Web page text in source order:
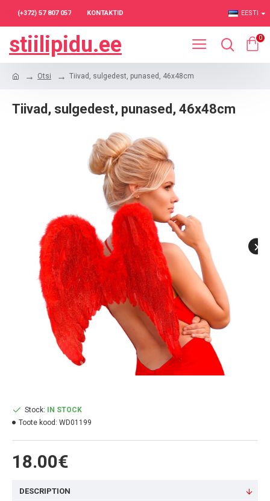
(+372) 57 807 057 KONTAKTID EESTI
stiilipidu.ee 0
Otsi Tiivad, sulgedest, punased, 46x48cm
Tiivad, sulgedest, punased, 46x48cm
18.00€
Stock:
IN STOCK
Toote kood: WD01199
DESCRIPTION